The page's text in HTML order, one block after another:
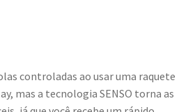
controladas ao usar uma raquete
mas a tecnologia SENSO torna as